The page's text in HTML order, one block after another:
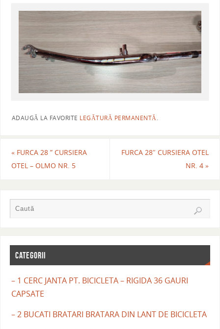
ADAUGĂ LA FAVORITE LEGĂTURĂ PERMANENTĂ.
«FURCA 28 ” CURSIERA
OTEL – OLMO NR. 5
FURCA 28″ CURSIERA OTEL
NR. 4»
CATEGORII
– 1 CERC JANTA PT. BICICLETA – RIGIDA 36 GAURI
CAPSATE
– 2 BUCATI BRATARI BRATARA DIN LANT DE BICICLETA